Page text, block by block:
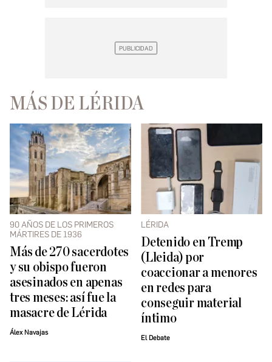
MÁS DE LÉRIDA
90 AÑOS DE LOS PRIMEROS
MÁRTIRES DE 1936
Más de 270 sacerdotes
y su obispo fueron
asesinados en apenas
tres meses: así fue la
masacre de Lérida
Álex Navajas
LÉRIDA
Detenido en Tremp
(Lleida) por
coaccionar a menores
en redes para
conseguir material
íntimo
El Debate